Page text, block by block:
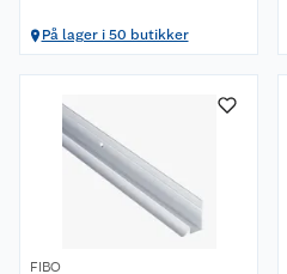
På lager i 50 butikker
FIBO